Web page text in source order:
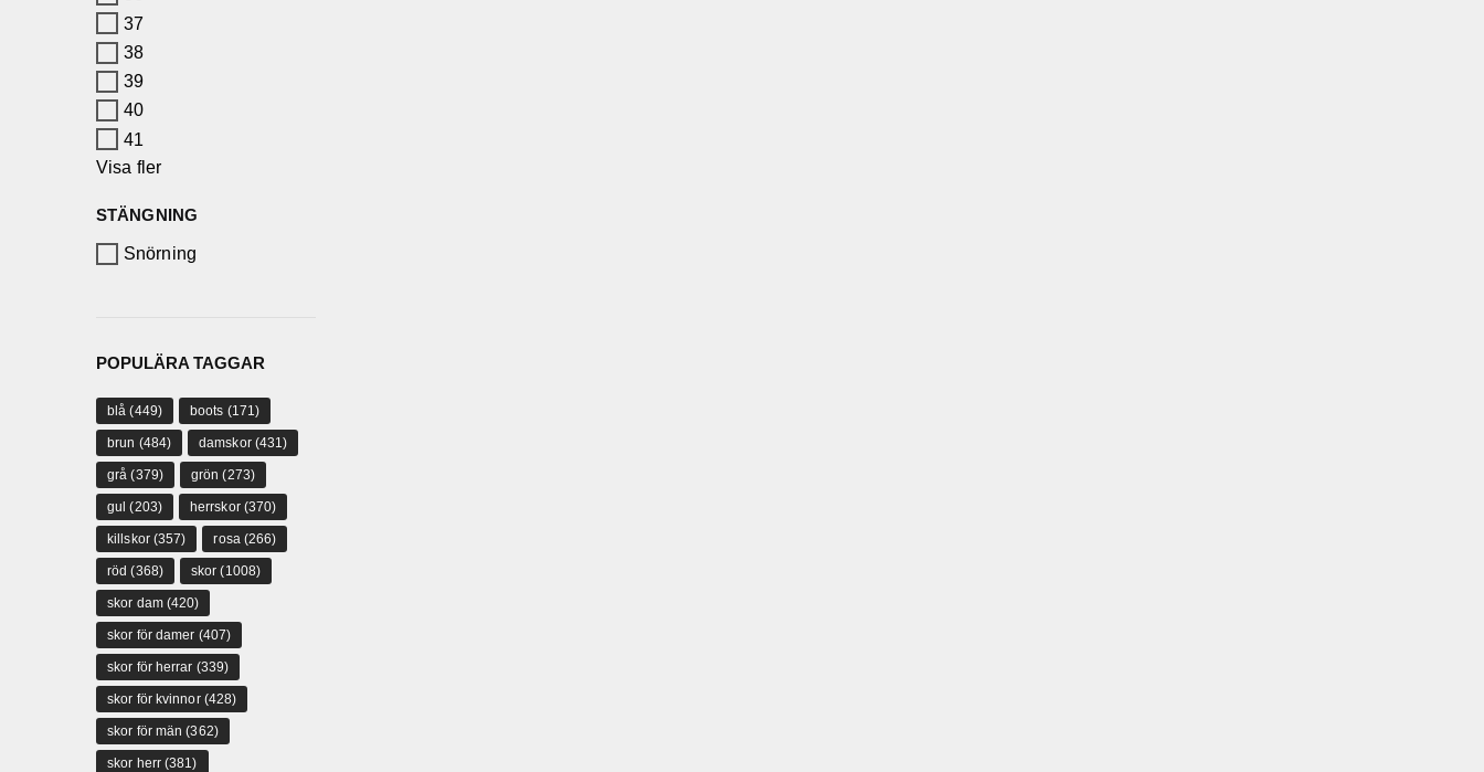
37
38
39
40
41
Visa fler
STÄNGNING
Snörning
POPULÄRA TAGGAR
blå (449) boots (171)
brun (484) damskor(431)
grå (379) grön (273)
gul (203) herrskor(370)
killskor(357) rosa(266)
röd (368) skor (1008)
skor dam(420)
skor för damer (407)
skor för herrar (339)
skor för kvinnor(428)
skor för män (362)
skor herr(381)